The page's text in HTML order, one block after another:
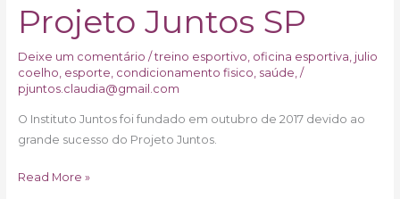
Projeto Juntos SP
Deixe um comentário /treino esportivo, oficina esportiva, julio
coelho, esporte, condicionamento fisico, saúde,/
pjuntos.claudia@gmail.com
O Instituto Juntos foi fundado em outubro de 2017 devido ao
grande sucesso do Projeto Juntos.
Read More »